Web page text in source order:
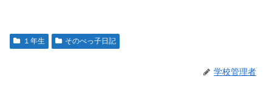
１年生 そのべっ子日記
学校管理者